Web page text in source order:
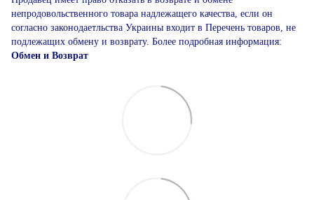
непродовольственного товара надлежащего качества, если он
согласно законодаетльства Украины входит в Перечень товаров, не
подлежащих обмену и возврату. Более подробная информация:
Обмен и Возврат